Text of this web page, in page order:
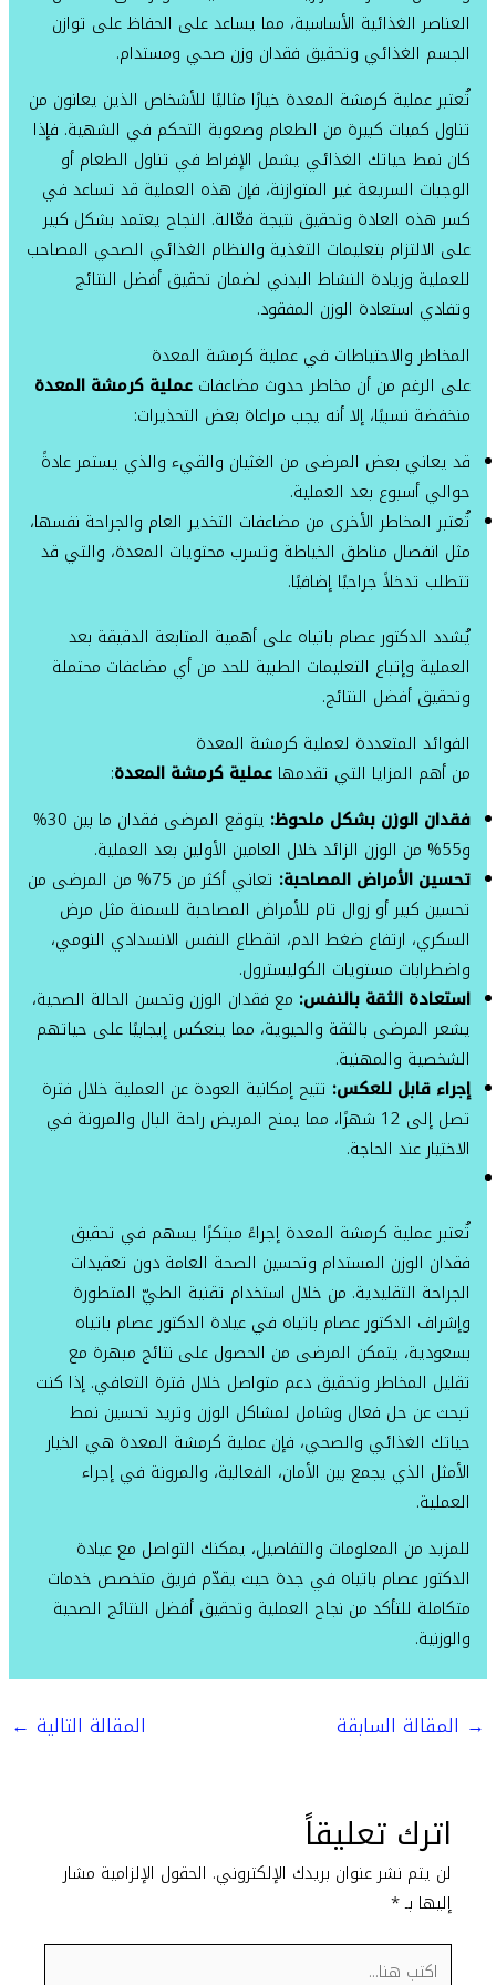
العناصر الغذائية الأساسية، مما يساعد على الحفاظ على توازن
الجسم الغذائي وتحقيق فقدان وزن صحي ومستدام.
تُعتبر عملية كرمشة المعدة خيارًا مثاليًا للأشخاص الذين يعانون من
تناول كميات كبيرة من الطعام وصعوبة التحكم في الشهية. فإذا
كان نمط حياتك الغذائي يشمل الإفراط في تناول الطعام أو
الوجبات السريعة غير المتوازنة، فإن هذه العملية قد تساعد في
كسر هذه العادة وتحقيق نتيجة فعّالة. النجاح يعتمد بشكل كبير
على الالتزام بتعليمات التغذية والنظام الغذائي الصحي المصاحب
للعملية وزيادة النشاط البدني لضمان تحقيق أفضل النتائج
وتفادي استعادة الوزن المفقود.
المخاطر والاحتياطات في عملية كرمشة المعدة
على الرغم من أن مخاطر حدوث مضاعفاتعملية كرمشة المعدة
منخفضة نسبيًا، إلا أنه يجب مراعاة بعض التحذيرات:
قد يعاني بعض المرضى من الغثيان والقيء والذي يستمر عادةً
حوالي أسبوع بعد العملية.
تُعتبر المخاطر الأخرى من مضاعفات التخدير العام والجراحة نفسها،
مثل انفصال مناطق الخياطة وتسرب محتويات المعدة، والتي قد
تتطلب تدخلاً جراحيًا إضافيًا.
يُشدد الدكتور عصام باتياه على أهمية المتابعة الدقيقة بعد
العملية وإتباع التعليمات الطبية للحد من أي مضاعفات محتملة
وتحقيق أفضل النتائج.
الفوائد المتعددة لعملية كرمشة المعدة
من أهم المزايا التي تقدمهاعملية كرمشة المعدة:
فقدان الوزن بشكل ملحوظ:
يتوقع المرضى فقدان ما بين 30%
و55% من الوزن الزائد خلال العامين الأولين بعد العملية.
تحسين الأمراض المصاحبة:
تعاني أكثر من 75% من المرضى من
تحسين كبير أو زوال تام للأمراض المصاحبة للسمنة مثل مرض
السكري، ارتفاع ضغط الدم، انقطاع النفس الانسدادي النومي،
واضطرابات مستويات الكوليسترول.
استعادة الثقة بالنفس: مع فقدان الوزن وتحسن الحالة الصحية،
يشعر المرضى بالثقة والحيوية، مما ينعكس إيجابيًا على حياتهم
الشخصية والمهنية.
إجراء قابل للعكس: تتيح إمكانية العودة عن العملية خلال فترة
تصل إلى 12 شهرًا، مما يمنح المريض راحة البال والمرونة في
الاختيار عند الحاجة.
تُعتبر عملية كرمشة المعدة إجراءً مبتكرًا يسهم في تحقيق
فقدان الوزن المستدام وتحسين الصحة العامة دون تعقيدات
الجراحة التقليدية. من خلال استخدام تقنية الطيّ المتطورة
وإشراف الدكتور عصام باتياه في عيادة الدكتور عصام باتياه
بسعودية، يتمكن المرضى من الحصول على نتائج مبهرة مع
تقليل المخاطر وتحقيق دعم متواصل خلال فترة التعافي. إذا كنت
تبحث عن حل فعال وشامل لمشاكل الوزن وتريد تحسين نمط
حياتك الغذائي والصحي، فإن عملية كرمشة المعدة هي الخيار
الأمثل الذي يجمع بين الأمان، الفعالية، والمرونة في إجراء
العملية.
للمزيد من المعلومات والتفاصيل، يمكنك التواصل مع عيادة
الدكتور عصام باتياه في جدة حيث يقدّم فريق متخصص خدمات
متكاملة للتأكد من نجاح العملية وتحقيق أفضل النتائج الصحية
والوزنية.
→ المقالة السابقة المقالة التالية ←
اترك تعليقاً
لن يتم نشر عنوان بريدك الإلكتروني. الحقول الإلزامية مشار
إليها بـ*
اكتب